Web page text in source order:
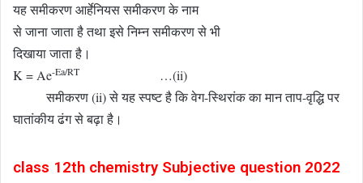
यह समीकरण आर्हेनियस समीकरण के नाम
से जाना जाता है तथा इसे निम्न समीकरण से भी
दिखाया जाता है।
K = Ae-Ea/RT
…(ii)
समीकरण (ii) से यह स्पष्ट है कि वेग-स्थिरांक का मान ताप-वृद्धि पर
घातांकीय ढंग से बढ़ा है।
class 12th chemistry Subjective question 2022